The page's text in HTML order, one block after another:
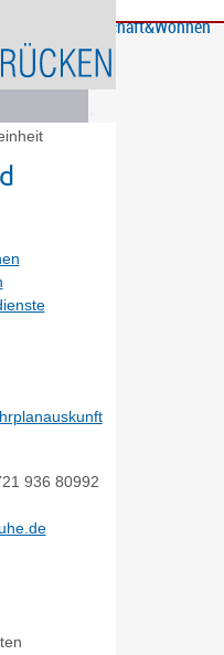
Wirtschaft&Wohnen
936 80992